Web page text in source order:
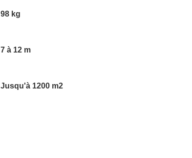
98 kg
7 à 12 m
Jusqu'à 1200 m2